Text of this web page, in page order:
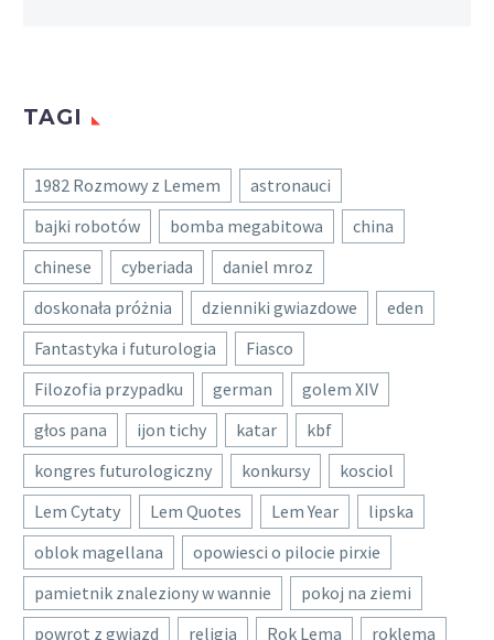
TAGI
1982 Rozmowy z Lemem
astronauci
bajki robotów
bomba megabitowa
china
chinese
cyberiada
daniel mroz
doskonała próżnia
dzienniki gwiazdowe
eden
Fantastyka i futurologia
Fiasco
Filozofia przypadku
german
golem XIV
głos pana
ijon tichy katar
kbf
kongres futurologiczny
konkursy
kosciol
Lem Cytaty
Lem Quotes Lem Year
lipska
oblok magellana
opowiesci o pilocie pirxie
pamietnik znaleziony w wannie
pokoj na ziemi
powrot z gwiazd
religia Rok Lema roklema